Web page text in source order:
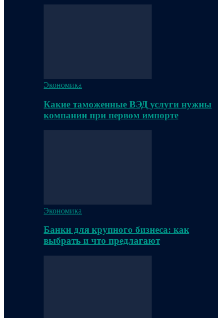
Экономика
Какие таможенные ВЭД услуги нужны
компании при первом импорте
Экономика
Банки для крупного бизнеса: как
выбрать и что предлагают